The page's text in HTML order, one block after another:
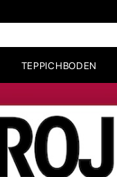
TEPPICHBODEN